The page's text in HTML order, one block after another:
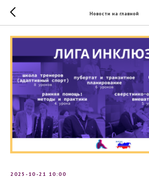
Новости на главной
2025-10-21 10:00